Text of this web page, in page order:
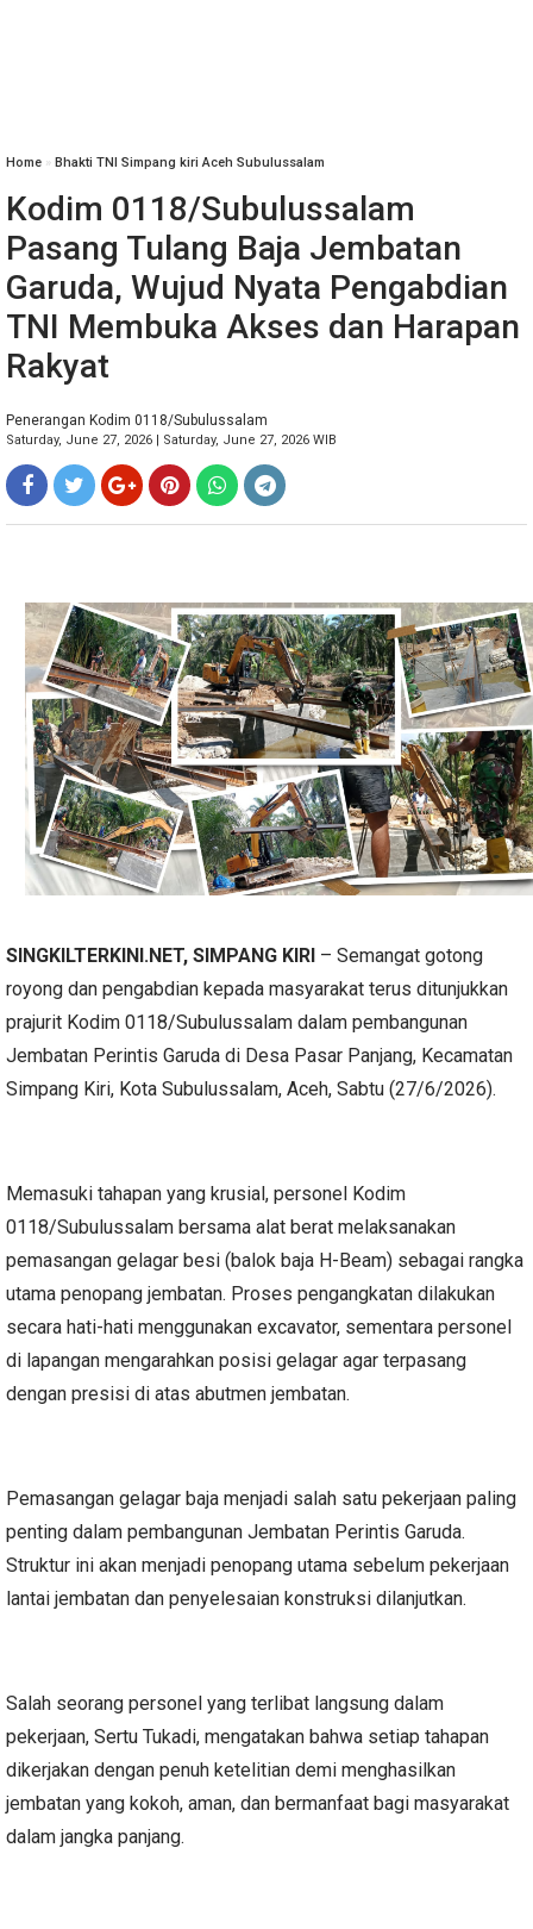
Home » Bhakti TNI Simpang kiri Aceh Subulussalam
Kodim 0118/Subulussalam
Pasang Tulang Baja Jembatan
Garuda, Wujud Nyata Pengabdian
TNI Membuka Akses dan Harapan
Rakyat
Penerangan Kodim 0118/Subulussalam
Saturday, June 27, 2026 | Saturday, June 27, 2026 WIB
SINGKILTERKINI.NET, SIMPANG KIRI – Semangat gotong
royong dan pengabdian kepada masyarakat terus ditunjukkan
prajurit Kodim 0118/Subulussalam dalam pembangunan
Jembatan Perintis Garuda di Desa Pasar Panjang, Kecamatan
Simpang Kiri, Kota Subulussalam, Aceh, Sabtu (27/6/2026).
Memasuki tahapan yang krusial, personel Kodim
0118/Subulussalam bersama alat berat melaksanakan
pemasangan gelagar besi (balok baja H-Beam) sebagai rangka
utama penopang jembatan. Proses pengangkatan dilakukan
secara hati-hati menggunakan excavator, sementara personel
di lapangan mengarahkan posisi gelagar agar terpasang
dengan presisi di atas abutmen jembatan.
Pemasangan gelagar baja menjadi salah satu pekerjaan paling
penting dalam pembangunan Jembatan Perintis Garuda.
Struktur ini akan menjadi penopang utama sebelum pekerjaan
lantai jembatan dan penyelesaian konstruksi dilanjutkan.
Salah seorang personel yang terlibat langsung dalam
pekerjaan, Sertu Tukadi, mengatakan bahwa setiap tahapan
dikerjakan dengan penuh ketelitian demi menghasilkan
jembatan yang kokoh, aman, dan bermanfaat bagi masyarakat
dalam jangka panjang.